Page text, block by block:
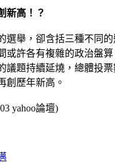
新高！？
選舉，卻含括三種不同
或許各有複雜的政治盤
議題持續延燒，總體投
創歷年新高。
yahoo論壇)